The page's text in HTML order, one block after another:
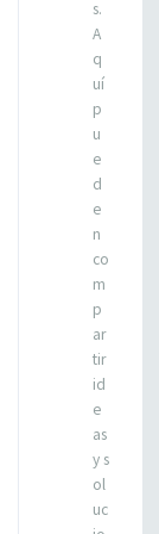
s.
A
q
uí
p
u
e
d
e
n
co
m
p
ar
tir
id
e
as
y s
ol
uc